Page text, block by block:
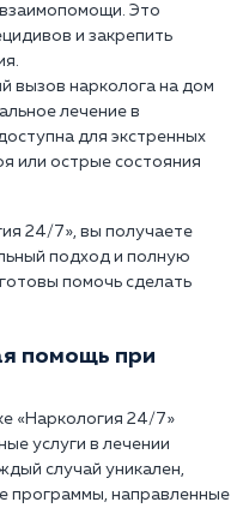
Это
и закрепить
вызов нарколога на дом
лечение в
для экстренных
или острые состояния
24/7», вы получаете
подход и полную
помочь сделать
помощь при
«Наркология 24/7»
услуги в лечении
случай уникален,
программы, направленные